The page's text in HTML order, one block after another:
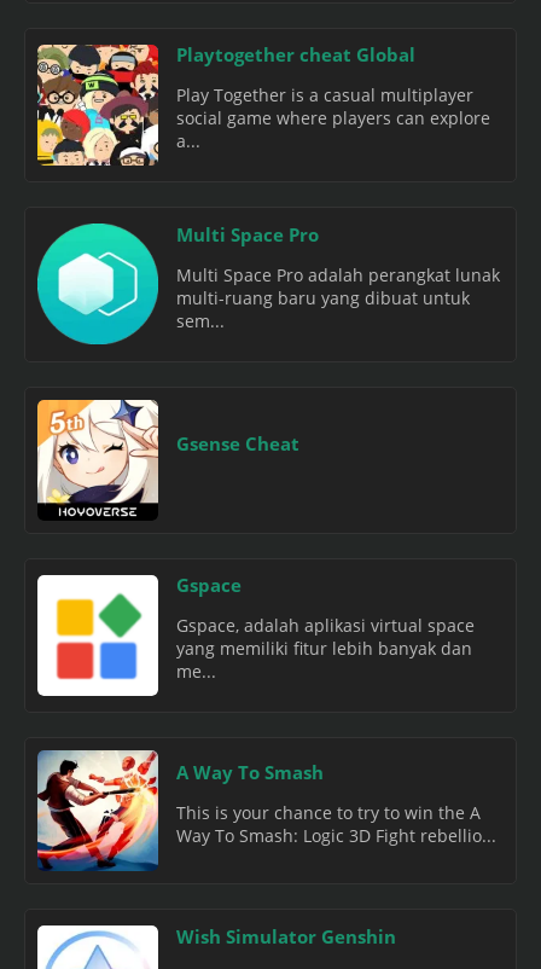
Playtogether cheat Global
Play Together is a casual multiplayer
social game where players can explore
a...
Multi Space Pro
Multi Space Pro adalah perangkat lunak
multi-ruang baru yang dibuat untuk
sem...
Gsense Cheat
Gspace
Gspace, adalah aplikasi virtual space
yang memiliki fitur lebih banyak dan
me...
A Way To Smash
This is your chance to try to win the A
Way To Smash: Logic 3D Fight rebellio...
Wish Simulator Genshin